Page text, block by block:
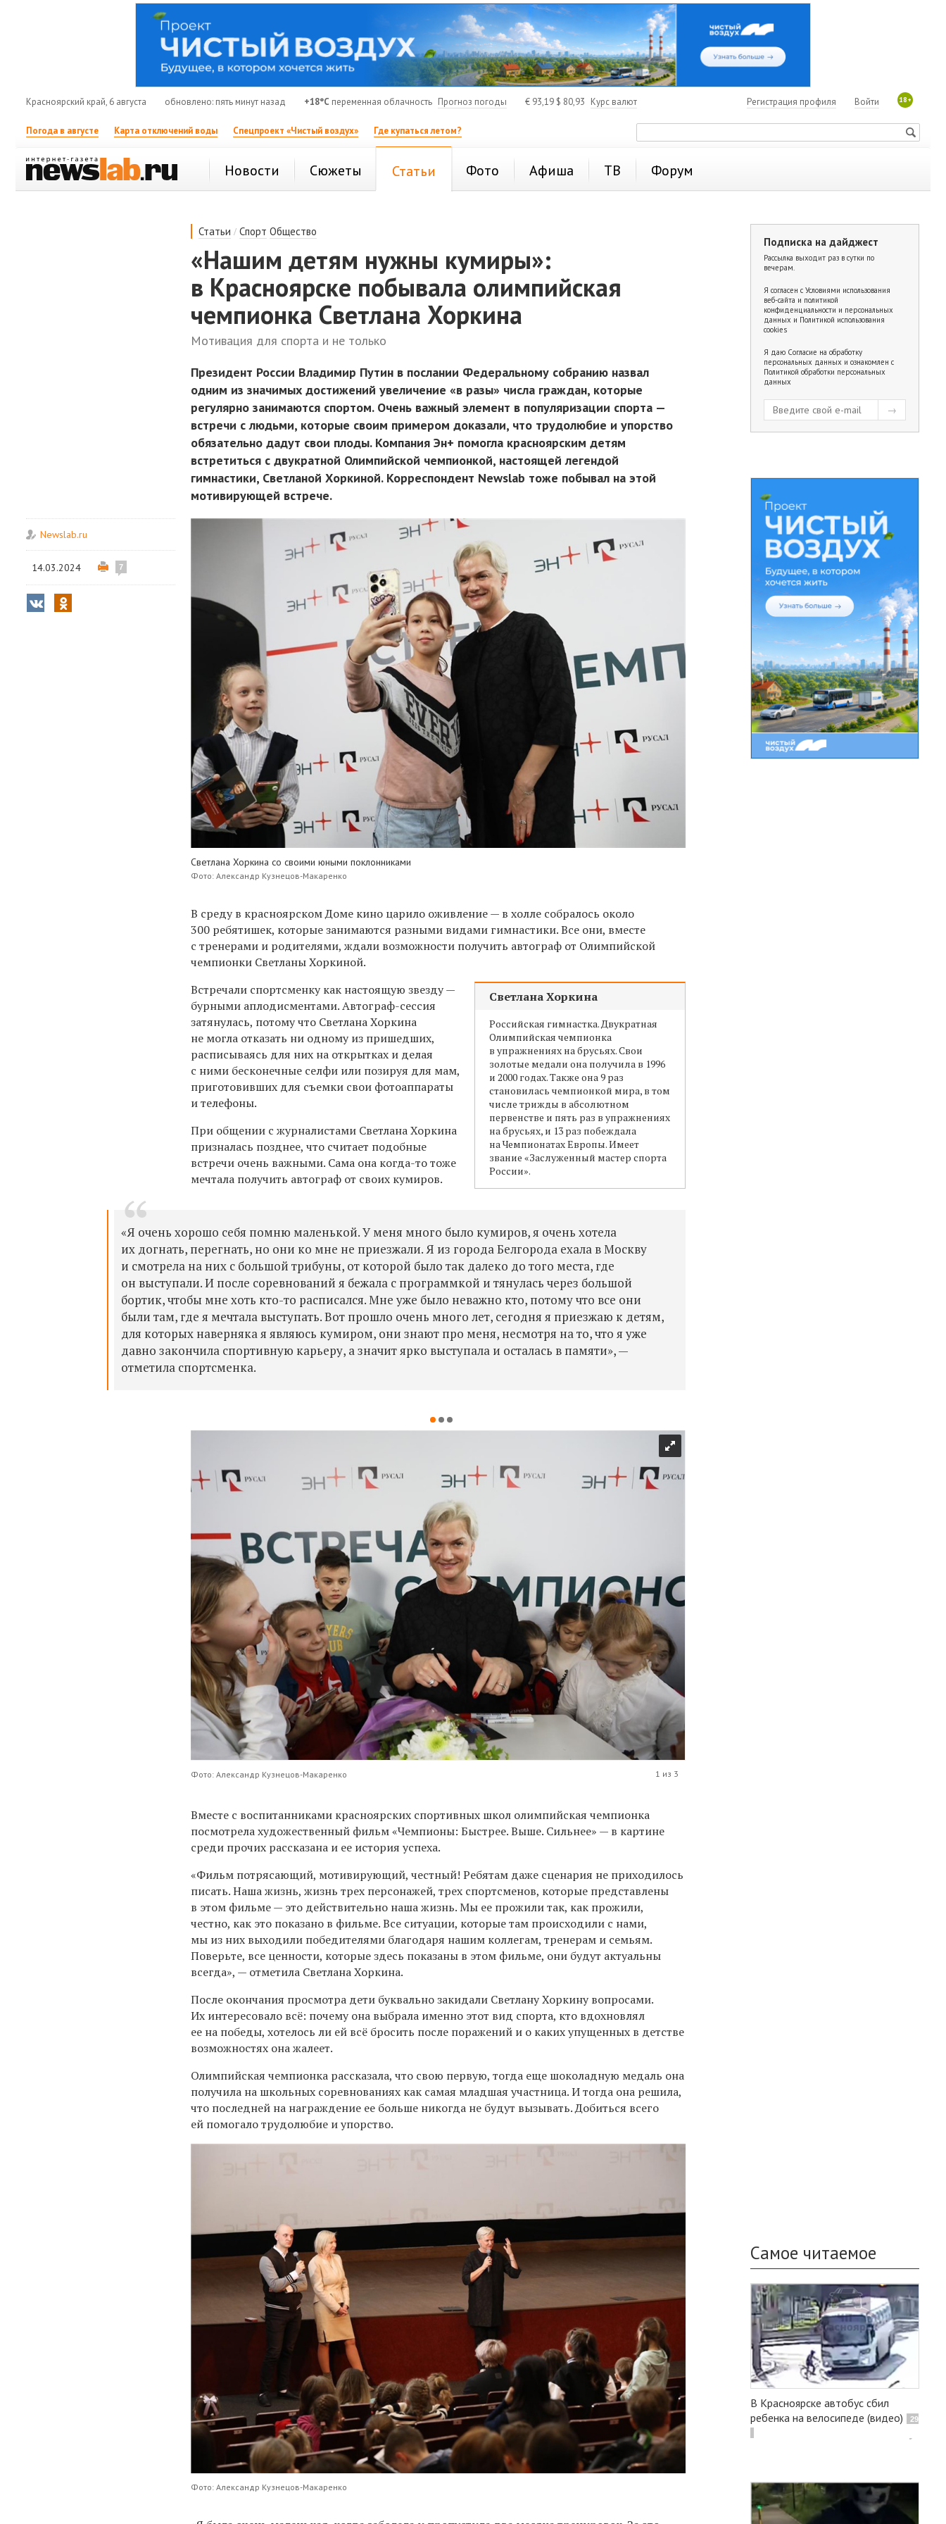
Красноярский край, 6 августа обновлено: пять минут назад +18°C переменная облачность Прогноз погоды € 93,19 $ 80,93 Курс валют 18+
Войти
Регистрация профиля
Погода в августе Карта отключений воды Спецпроект «Чистый воздух» Где купаться летом?
Новости Сюжеты Статьи Фото Афиша ТВ Форум
Статьи /Спорт Общество
«Нашим детям нужны кумиры»:
в Красноярске побывала олимпийская
чемпионка Светлана Хоркина
Мотивация для спорта и не только
Президент России Владимир Путин в послании Федеральному собранию назвал
одним из значимых достижений увеличение «в разы» числа граждан, которые
регулярно занимаются спортом. Очень важный элемент в популяризации спорта —
встречи с людьми, которые своим примером доказали, что трудолюбие и упорство
обязательно дадут свои плоды. Компания Эн+ помогла красноярским детям
встретиться с двукратной Олимпийской чемпионкой, настоящей легендой
гимнастики, Светланой Хоркиной. Корреспондент Newslab тоже побывал на этой
мотивирующей встрече.
Newslab.ru
14.03.2024 7
Светлана Хоркина со своими юными поклонниками
Фото: Александр Кузнецов-Макаренко
В среду в красноярском Доме кино царило оживление — в холле собралось около
300 ребятишек, которые занимаются разными видами гимнастики. Все они, вместе
с тренерами и родителями, ждали возможности получить автограф от Олимпийской
чемпионки Светланы Хоркиной.
Светлана Хоркина
Российская гимнастка. Двукратная
Олимпийская чемпионка
в упражнениях на брусьях. Свои
золотые медали она получила в 1996
и 2000 годах. Также она 9 раз
становилась чемпионкой мира, в том
числе трижды в абсолютном
первенстве и пять раз в упражнениях
на брусьях, и 13 раз побеждала
на Чемпионатах Европы. Имеет
звание «Заслуженный мастер спорта
России».
Встречали спортсменку как настоящую звезду —
бурными аплодисментами. Автограф-сессия
затянулась, потому что Светлана Хоркина
не могла отказать ни одному из пришедших,
расписываясь для них на открытках и делая
с ними бесконечные селфи или позируя для мам,
приготовивших для съемки свои фотоаппараты
и телефоны.
При общении с журналистами Светлана Хоркина
призналась позднее, что считает подобные
встречи очень важными. Сама она когда-то тоже
мечтала получить автограф от своих кумиров.
«Я очень хорошо себя помню маленькой. У меня много было кумиров, я очень хотела
их догнать, перегнать, но они ко мне не приезжали. Я из города Белгорода ехала в Москву
и смотрела на них с большой трибуны, от которой было так далеко до того места, где
он выступали. И после соревнований я бежала с программкой и тянулась через большой
бортик, чтобы мне хоть кто-то расписался. Мне уже было неважно кто, потому что все они
были там, где я мечтала выступать. Вот прошло очень много лет, сегодня я приезжаю к детям,
для которых наверняка я являюсь кумиром, они знают про меня, несмотря на то, что я уже
давно закончила спортивную карьеру, а значит ярко выступала и осталась в памяти», —
отметила спортсменка.
Фото: Александр Кузнецов-Макаренко 1 из 3
Вместе с воспитанниками красноярских спортивных школ олимпийская чемпионка
посмотрела художественный фильм «Чемпионы: Быстрее. Выше. Сильнее» — в картине
среди прочих рассказана и ее история успеха.
«Фильм потрясающий, мотивирующий, честный! Ребятам даже сценария не приходилось
писать. Наша жизнь, жизнь трех персонажей, трех спортсменов, которые представлены
в этом фильме — это действительно наша жизнь. Мы ее прожили так, как прожили,
честно, как это показано в фильме. Все ситуации, которые там происходили с нами,
мы из них выходили победителями благодаря нашим коллегам, тренерам и семьям.
Поверьте, все ценности, которые здесь показаны в этом фильме, они будут актуальны
всегда», — отметила Светлана Хоркина.
После окончания просмотра дети буквально закидали Светлану Хоркину вопросами.
Их интересовало всё: почему она выбрала именно этот вид спорта, кто вдохновлял
ее на победы, хотелось ли ей всё бросить после поражений и о каких упущенных в детстве
возможностях она жалеет.
Олимпийская чемпионка рассказала, что свою первую, тогда еще шоколадную медаль она
получила на школьных соревнованиях как самая младшая участница. И тогда она решила,
что последней на награждение ее больше никогда не будут вызывать. Добиться всего
ей помогало трудолюбие и упорство.
Фото: Александр Кузнецов-Макаренко
Подписка на дайджест
Рассылка выходит раз в сутки по
вечерам.
Я согласен с Условиями использования
веб-сайта и политикой
конфиденциальности и персональных
данных и Политикой использования
cookies
Я даю Согласие на обработку
персональных данных и ознакомлен с
Политикой обработки персональных
данных
Самое читаемое
В Красноярске автобус сбил
ребенка на велосипеде (видео)
29